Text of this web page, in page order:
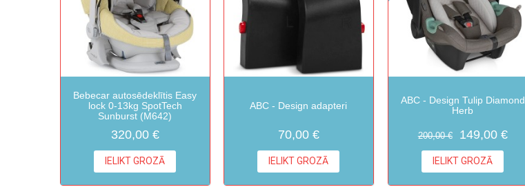
Bebecar autosēdeklītis Easy
lock 0-13kg SpotTech
Sunburst (M642)
320,00 €
IELIKT GROZĀ
ABC - Design adapteri
70,00 €
IELIKT GROZĀ
ABC - Design Tulip Diamond
Herb
200,00 € 149,00 €
IELIKT GROZĀ